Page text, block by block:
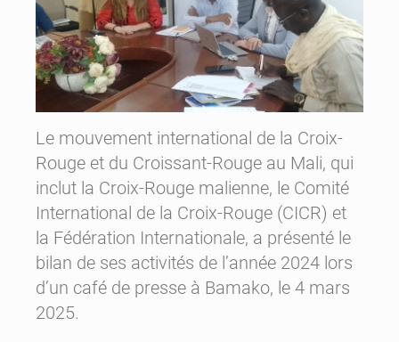
Le mouvement international de la Croix-
Rouge et du Croissant-Rouge au Mali, qui
inclut la Croix-Rouge malienne, le Comité
International de la Croix-Rouge (CICR) et
la Fédération Internationale, a présenté le
bilan de ses activités de l’année 2024 lors
d’un café de presse à Bamako, le 4 mars
2025.